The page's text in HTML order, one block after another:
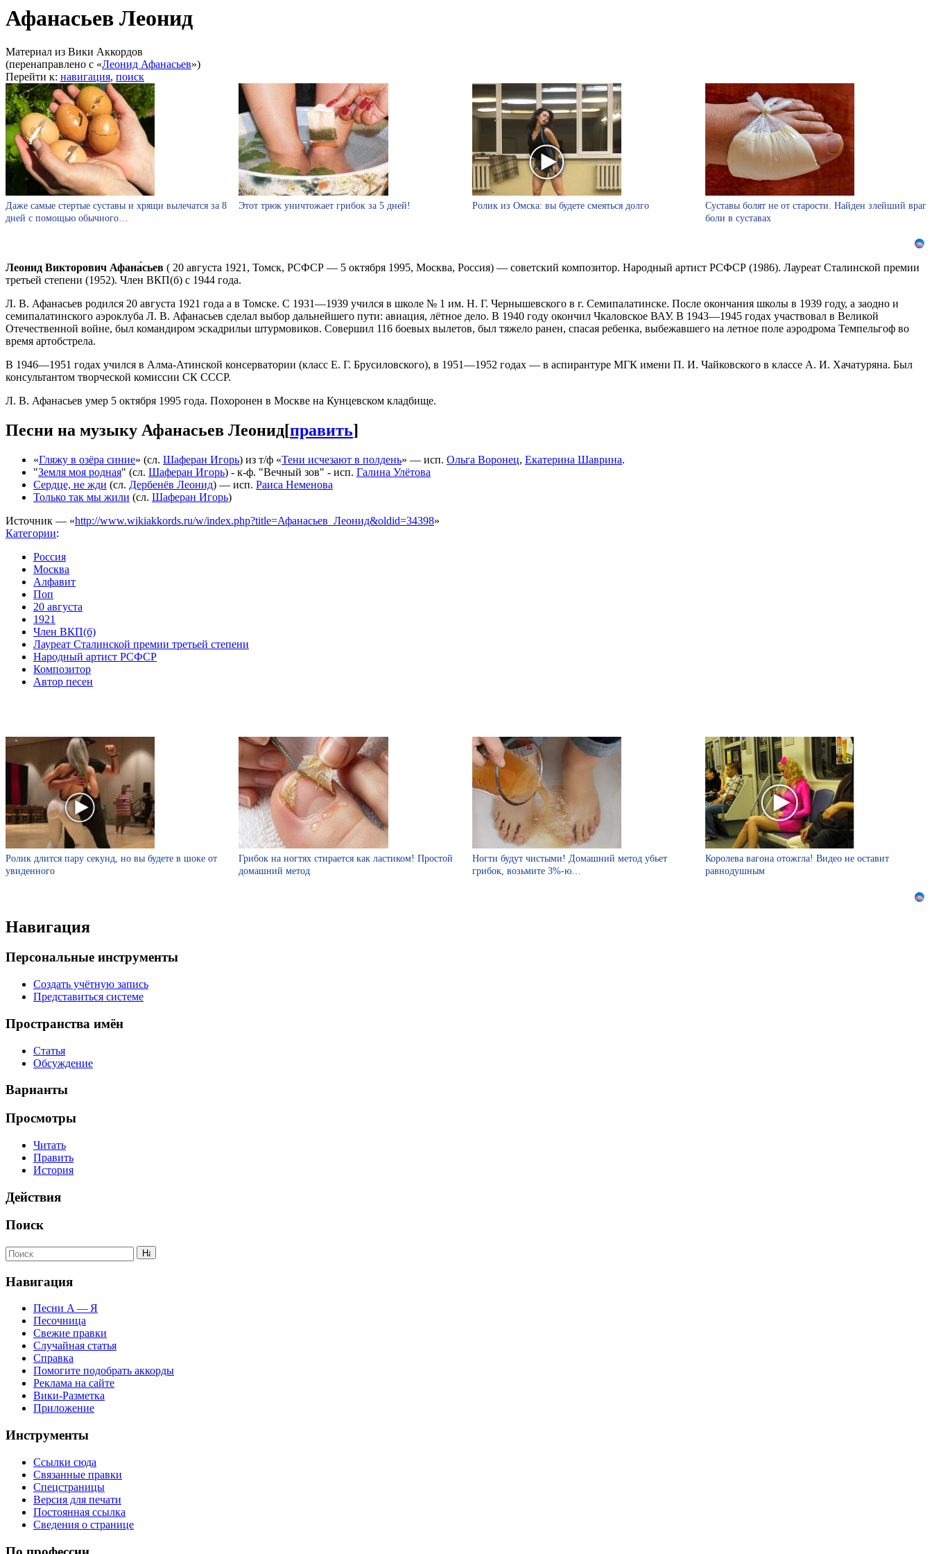
Афанасьев Леонид
Материал из Вики Аккордов
(перенаправлено с «Леонид Афанасьев»)
Перейти к: навигация, поиск
Даже самые стертые суставы и хрящи вылечатся за 8
дней с помощью обычного…
Этот трюк уничтожает грибок за 5 дней! Ролик из Омска: вы будете смеяться долго
Суставы болят не от старости. Найден злейший враг
боли в суставах
Леонид Викторович Афана́сьев ( 20 августа 1921, Томск, РСФСР — 5 октября 1995, Москва, Россия) — советский композитор. Народный артист РСФСР (1986). Лауреат Сталинской премии
третьей степени (1952). Член ВКП(б) с 1944 года.
Л. В. Афанасьев родился 20 августа 1921 года а в Томске. С 1931—1939 учился в школе № 1 им. Н. Г. Чернышевского в г. Семипалатинске. После окончания школы в 1939 году, а заодно и
семипалатинского аэроклуба Л. В. Афанасьев сделал выбор дальнейшего пути: авиация, лётное дело. В 1940 году окончил Чкаловское ВАУ. В 1943—1945 годах участвовал в Великой
Отечественной войне, был командиром эскадрильи штурмовиков. Совершил 116 боевых вылетов, был тяжело ранен, спасая ребенка, выбежавшего на летное поле аэродрома Темпельгоф во
время артобстрела.
В 1946—1951 годах учился в Алма-Атинской консерватории (класс Е. Г. Брусиловского), в 1951—1952 годах — в аспирантуре МГК имени П. И. Чайковского в классе А. И. Хачатуряна. Был
консультантом творческой комиссии СК СССР.
Л. В. Афанасьев умер 5 октября 1995 года. Похоронен в Москве на Кунцевском кладбище.
Песни на музыку Афанасьев Леонид[править]
«Гляжу в озёра синие» (сл. Шаферан Игорь) из т/ф «Тени исчезают в полдень» — исп. Ольга Воронец, Екатерина Шаврина.
"Земля моя родная" (сл. Шаферан Игорь) - к-ф. "Вечный зов" - исп. Галина Улётова
Сердце, не жди (сл. Дербенёв Леонид) — исп. Раиса Неменова
Только так мы жили (сл. Шаферан Игорь)
Источник — «http://www.wikiakkords.ru/w/index.php?title=Афанасьев_Леонид&oldid=34398»
Категории:
Россия
Москва
Алфавит
Поп
20 августа
1921
Член ВКП(б)
Лауреат Сталинской премии третьей степени
Народный артист РСФСР
Композитор
Автор песен
Ролик длится пару секунд, но вы будете в шоке от
увиденного
Грибок на ногтях стирается как ластиком! Простой
домашний метод
Ногти будут чистыми! Домашний метод убьет
грибок, возьмите 3%-ю…
Королева вагона отожгла! Видео не оставит
равнодушным
Навигация
Персональные инструменты
Создать учётную запись
Представиться системе
Пространства имён
Статья
Обсуждение
Варианты
Просмотры
Читать
Править
История
Действия
Поиск
Навигация
Песни А — Я
Песочница
Свежие правки
Случайная статья
Справка
Помогите подобрать аккорды
Реклама на сайте
Вики-Разметка
Приложение
Инструменты
Ссылки сюда
Связанные правки
Спецстраницы
Версия для печати
Постоянная ссылка
Сведения о странице